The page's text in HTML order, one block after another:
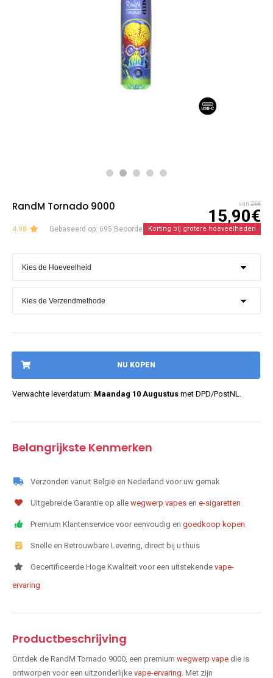
RandM Tornado 9000 van 26€
15,90€
4.98 Gebaseerd op: 695 BeoordelingenKorting bij grotere hoeveelheden
NU KOPEN
Verwachte leverdatum: Maandag 10 Augustus met DPD/PostNL.
Belangrijkste Kenmerken
Verzonden vanuit België en Nederland voor uw gemak
Uitgebreide Garantie op alle wegwerp vapes en e-sigaretten
Premium Klantenservice voor eenvoudig en goedkoop kopen
Snelle en Betrouwbare Levering, direct bij u thuis
Gecertificeerde Hoge Kwaliteit voor een uitstekende vape-
ervaring
Productbeschrijving
Ontdek de RandM Tornado 9000, een premium wegwerp vape die is
ontworpen voor een uitzonderlijke vape-ervaring . Met zijn